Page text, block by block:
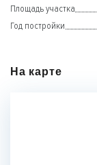
Площадь участка
Год постройки
На карте